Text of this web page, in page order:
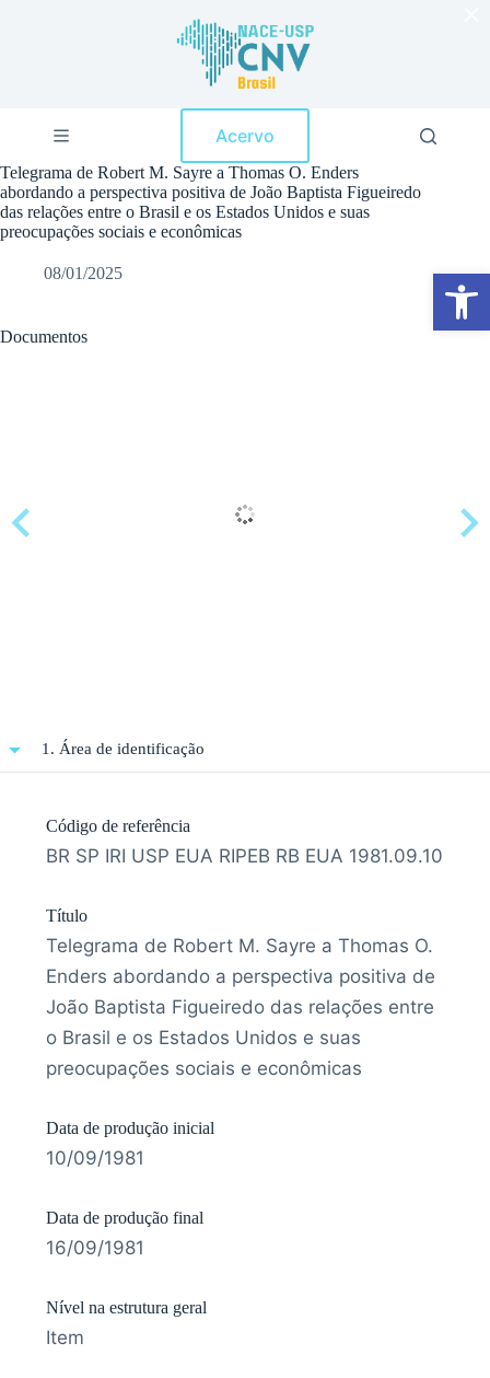
Abrir a barra de ferramentas
a
o
c
o
d
Acervo
Telegrama de Robert M. Sayre a Thomas O. Enders
abordando a perspectiva positiva de João Baptista Figueiredo
das relações entre o Brasil e os Estados Unidos e suas
preocupações sociais e econômicas
08/01/2025
Documentos
1. Área de identificação
Código de referência
BR SP IRI USP EUA RIPEB RB EUA 1981.09.10
Título
Telegrama de Robert M. Sayre a Thomas O.
Enders abordando a perspectiva positiva de
João Baptista Figueiredo das relações entre
o Brasil e os Estados Unidos e suas
preocupações sociais e econômicas
Data de produção inicial
10/09/1981
Data de produção final
16/09/1981
Nível na estrutura geral
Item